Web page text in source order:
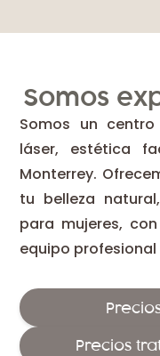
Somos
Somos un
láser, estética
Monterrey.
tu belleza
para mujeres,
equipo
Precios